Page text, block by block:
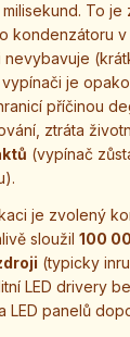
To je
kondenzátoru v
nevybavuje
je
příčinou
ztráta
(vypínač
je zvolený
sloužil 100
(typicky
LED drivery
LED panelů